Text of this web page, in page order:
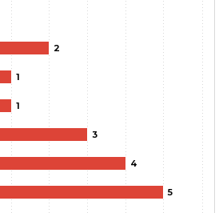
2
1
1
3
4
5